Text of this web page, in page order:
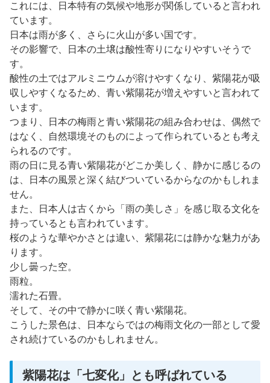
これには、日本特有の気候や地形が関係していると言われ
ています。
日本は雨が多く、さらに火山が多い国です。
その影響で、日本の土壌は酸性寄りになりやすいそうで
す。
酸性の土ではアルミニウムが溶けやすくなり、紫陽花が吸
収しやすくなるため、青い紫陽花が増えやすいと言われて
います。
つまり、日本の梅雨と青い紫陽花の組み合わせは、偶然で
はなく、自然環境そのものによって作られているとも考え
られるのです。
雨の日に見る青い紫陽花がどこか美しく、静かに感じるの
は、日本の風景と深く結びついているからなのかもしれま
せん。
また、日本人は古くから「雨の美しさ」を感じ取る文化を
持っているとも言われています。
桜のような華やかさとは違い、紫陽花には静かな魅力があ
ります。
少し曇った空。
雨粒。
濡れた石畳。
そして、その中で静かに咲く青い紫陽花。
こうした景色は、日本ならではの梅雨文化の一部として愛
され続けているのかもしれません。
紫陽花は「七変化」とも呼ばれている